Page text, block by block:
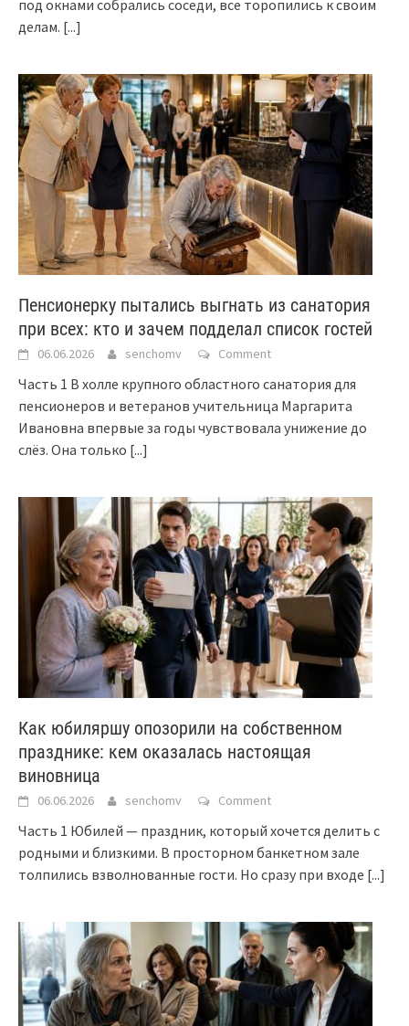
под окнами собрались соседи, все торопились к своим
делам. [...]
Пенсионерку пытались выгнать из санатория
при всех: кто и зачем подделал список гостей
06.06.2026 senchomv Comment
Часть 1 В холле крупного областного санатория для
пенсионеров и ветеранов учительница Маргарита
Ивановна впервые за годы чувствовала унижение до
слёз. Она только [...]
Как юбиляршу опозорили на собственном
празднике: кем оказалась настоящая
виновница
06.06.2026 senchomv Comment
Часть 1 Юбилей — праздник, который хочется делить с
родными и близкими. В просторном банкетном зале
толпились взволнованные гости. Но сразу при входе [...]